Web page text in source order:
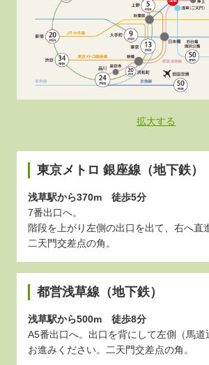
拡大する
東京メトロ 銀座線（地下鉄）
浅草駅から370m 徒歩5分
7番出口へ。
階段を上がり左側の出口を出て、右へ直
二天門交差点の角。
都営浅草線（地下鉄）
浅草駅から500m 徒歩8分
A5番出口へ。出口を背にして左側（馬道
お進みください。二天門交差点の角。